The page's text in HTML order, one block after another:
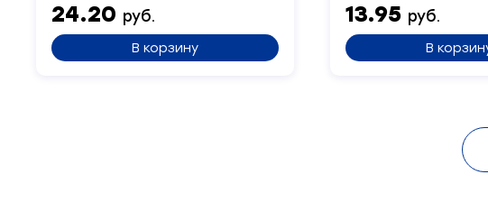
24.20 руб.
В корзину
13.95 руб.
В